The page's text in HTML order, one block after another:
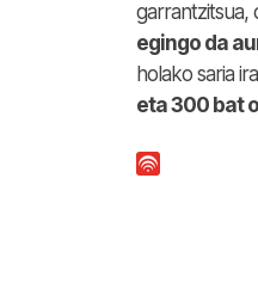
garrantzitsua,
egingo da
holako saria
eta 300 bat